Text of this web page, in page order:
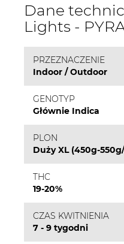
Dane
Lights -
PRZEZNACZENIE
Indoor / Outdoor
GENOTYP
Głównie Indica
PLON
Duży XL (450g-
THC
19-20%
CZAS KWITNIENIA
7 - 9 tygodni